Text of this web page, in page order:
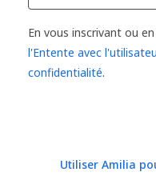
En vous inscrivant ou
l'Entente avec
confidentialité.
Utiliser Amilia